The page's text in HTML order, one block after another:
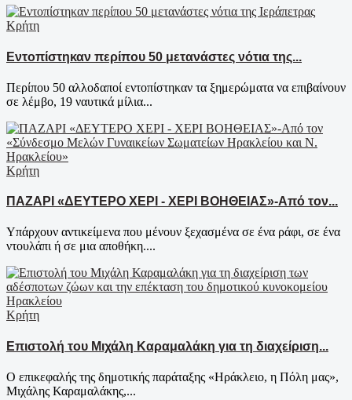
Κρήτη
Εντοπίστηκαν περίπου 50 μετανάστες νότια της...
Περίπου 50 αλλοδαποί εντοπίστηκαν τα ξημερώματα να επιβαίνουν
σε λέμβο, 19 ναυτικά μίλια...
Κρήτη
ΠΑΖΑΡΙ «ΔΕΥΤΕΡΟ ΧΕΡΙ - ΧΕΡΙ ΒΟΗΘΕΙΑΣ»-Από τον...
Υπάρχουν αντικείμενα που μένουν ξεχασμένα σε ένα ράφι, σε ένα
ντουλάπι ή σε μια αποθήκη....
Κρήτη
Επιστολή του Μιχάλη Καραμαλάκη για τη διαχείριση...
Ο επικεφαλής της δημοτικής παράταξης «Ηράκλειο, η Πόλη μας»,
Μιχάλης Καραμαλάκης,...